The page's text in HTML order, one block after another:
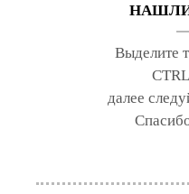
Выделите
далее